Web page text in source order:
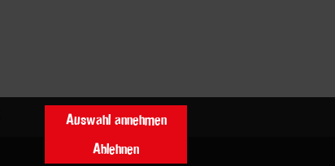
Auswahl annehmen
Ablehnen